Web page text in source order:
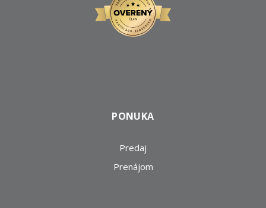
PONUKA
Predaj
Prenájom